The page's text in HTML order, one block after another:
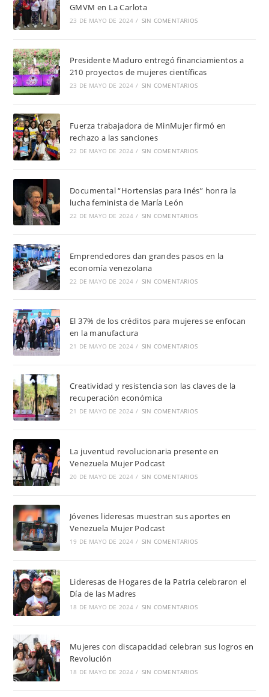
GMVM en La Carlota
23 DE MAYO DE 2024 / SIN COMENTARIOS
Presidente Maduro entregó financiamientos a
210 proyectos de mujeres científicas
23 DE MAYO DE 2024 / SIN COMENTARIOS
Fuerza trabajadora de MinMujer firmó en
rechazo a las sanciones
22 DE MAYO DE 2024 / SIN COMENTARIOS
Documental “Hortensias para Inés” honra la
lucha feminista de María León
22 DE MAYO DE 2024 / SIN COMENTARIOS
Emprendedores dan grandes pasos en la
economía venezolana
22 DE MAYO DE 2024 / SIN COMENTARIOS
El 37% de los créditos para mujeres se enfocan
en la manufactura
21 DE MAYO DE 2024 / SIN COMENTARIOS
Creatividad y resistencia son las claves de la
recuperación económica
21 DE MAYO DE 2024 / SIN COMENTARIOS
La juventud revolucionaria presente en
Venezuela Mujer Podcast
20 DE MAYO DE 2024 / SIN COMENTARIOS
Jóvenes lideresas muestran sus aportes en
Venezuela Mujer Podcast
19 DE MAYO DE 2024 / SIN COMENTARIOS
Lideresas de Hogares de la Patria celebraron el
Día de las Madres
18 DE MAYO DE 2024 / SIN COMENTARIOS
Mujeres con discapacidad celebran sus logros en
Revolución
18 DE MAYO DE 2024 / SIN COMENTARIOS